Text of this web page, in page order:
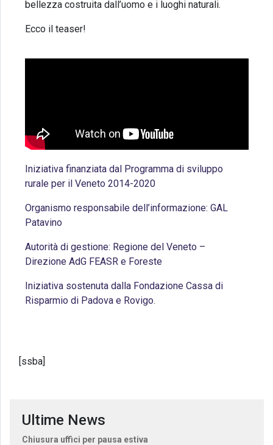
bellezza costruita dall’uomo e i luoghi naturali.
Ecco il teaser!
Iniziativa finanziata dal Programma di sviluppo
rurale per il Veneto 2014-2020
Organismo responsabile dell’informazione: GAL
Patavino
Autorità di gestione: Regione del Veneto –
Direzione AdG FEASR e Foreste
Iniziativa sostenuta dalla Fondazione Cassa di
Risparmio di Padova e Rovigo.
[ssba]
Ultime News
Chiusura uffici per pausa estiva